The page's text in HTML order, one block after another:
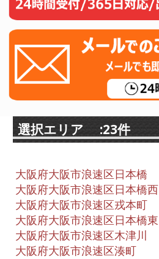
選択エリア :23件
大阪府大阪市浪速区日本橋
大阪府大阪市浪速区日本橋西
大阪府大阪市浪速区戎本町
大阪府大阪市浪速区日本橋東
大阪府大阪市浪速区木津川
大阪府大阪市浪速区湊町